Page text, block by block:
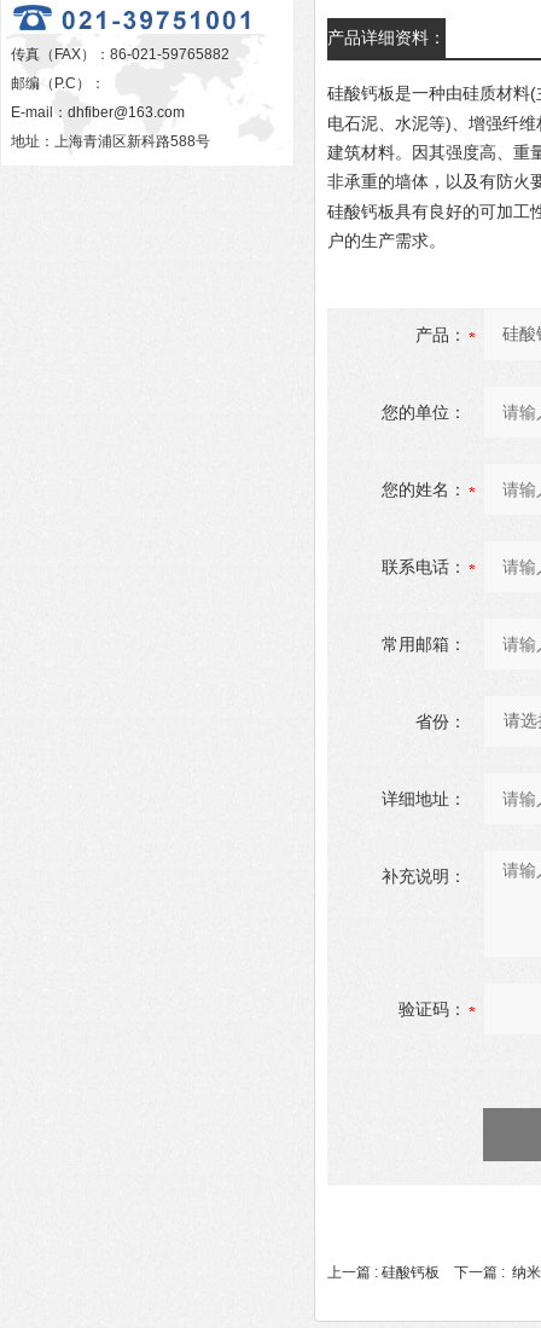
传真（FAX）：86-021-59765882
邮编（P.C）：
E-mail： dhfiber@163.com
地址：上海青浦区新科路588号
产品详细资料：
硅酸钙板是一种由硅质材料
电石泥、水泥等)、增强纤
建筑材料。因其强度高、重
非承重的墙体，以及有防火
硅酸钙板具有良好的可加工
户的生产需求。
产品：
您的单位：
您的姓名：
联系电话：
常用邮箱：
省份：
详细地址：
补充说明：
验证码：
上一篇 : 硅酸钙板 下一篇 : 纳